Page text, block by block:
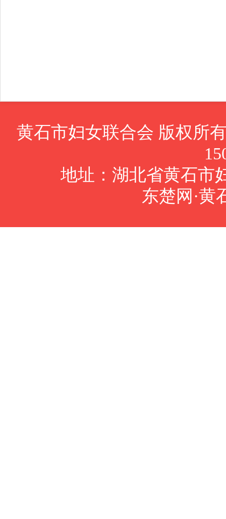
黄石市妇女联合会 版权所
地址：湖北省黄石市
东楚网·黄